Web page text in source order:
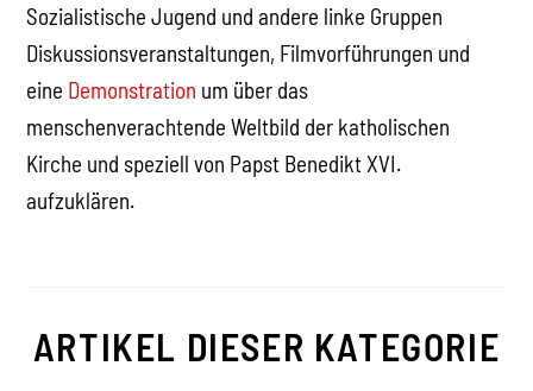
Sozialistische Jugend und andere linke Gruppen
Diskussionsveranstaltungen, Filmvorführungen und
eine Demonstration um über das
menschenverachtende Weltbild der katholischen
Kirche und speziell von Papst Benedikt XVI.
aufzuklären.
ARTIKEL DIESER KATEGORIE